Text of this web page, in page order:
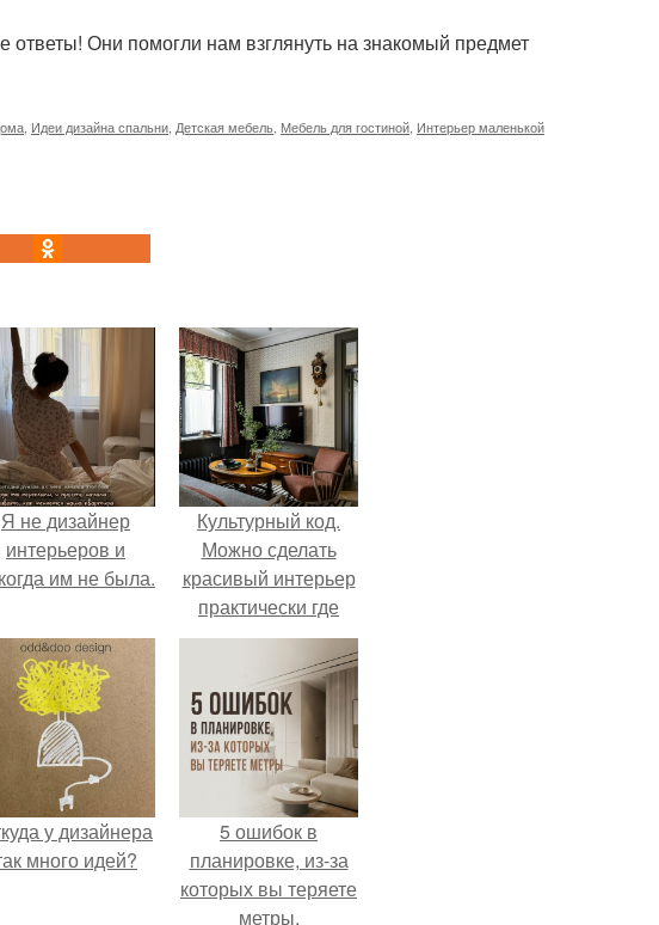
Они помогли нам взглянуть на знакомый предмет
Идеи дизайна спальни Детская мебель Мебель для гостиной Интерьер маленькой
Я не дизайнер
интерьеров и
им не была.
Культурный код.
Можно сделать
красивый интерьер
практически где
угодно.
у дизайнера
много идей?
5 ошибок в
планировке, из-за
которых вы теряете
метры.